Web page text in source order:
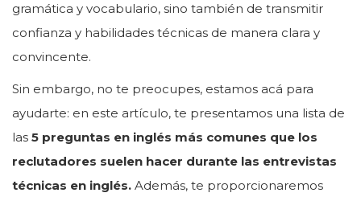
gramática y vocabulario, sino también de transmitir
confianza y habilidades técnicas de manera clara y
convincente.
Sin embargo, no te preocupes, estamos acá para
ayudarte: en este artículo, te presentamos una lista de
las 5 preguntas en inglés más comunes que los
reclutadores suelen hacer durante las entrevistas
técnicas en inglés. Además, te proporcionaremos